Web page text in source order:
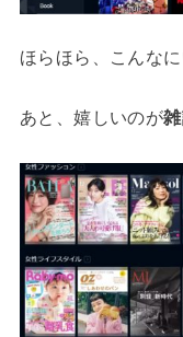
ほらほら、こんな
あと、嬉しいのが